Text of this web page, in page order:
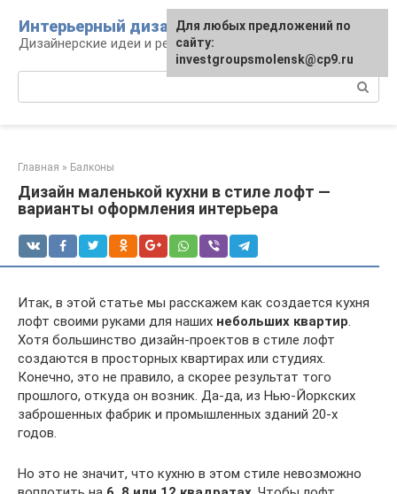
контенту
Интерьерный дизайн
Дизайнерские идеи и решения
Главная » Балконы
Дизайн маленькой кухни в стиле лофт —
варианты оформления интерьера
Итак, в этой статье мы расскажем как создается кухня
лофт своими руками для наших небольших квартир.
Хотя большинство дизайн-проектов в стиле лофт
создаются в просторных квартирах или студиях.
Конечно, это не правило, а скорее результат того
прошлого, откуда он возник. Да-да, из Нью-Йоркских
заброшенных фабрик и промышленных зданий 20-х
годов.
Но это не значит, что кухню в этом стиле невозможно
Для любых предложений по
сайту:
investgroupsmolensk@cp9.ru